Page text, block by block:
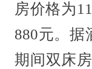
房价格为
880元。据
期间双床